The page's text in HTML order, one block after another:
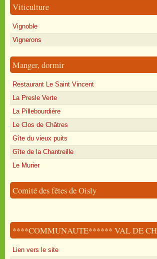
Viticulture
Vignoble
Vignerons
Manger, dormir
Restaurant Le Saint Vincent
La Presle Verte
La Pillebourdière
Le Clos de Châtres
Gîte du vieux puits
Gîte de la Chantreille
Le Murier
Comité des fêtes de Oisly
****COMMUNAUTE****** VAL DE
Lien vers le site